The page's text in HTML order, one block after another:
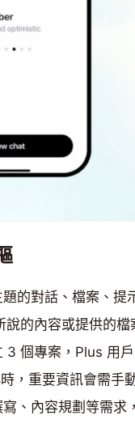
的對話、檔案、提
的內容或提供的
個專案，Plus 用
，重要資訊會需手
、內容規劃等需求